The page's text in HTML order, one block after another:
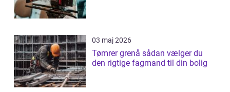
03 maj 2026
Tømrer grenå sådan vælger du
den rigtige fagmand til din bolig